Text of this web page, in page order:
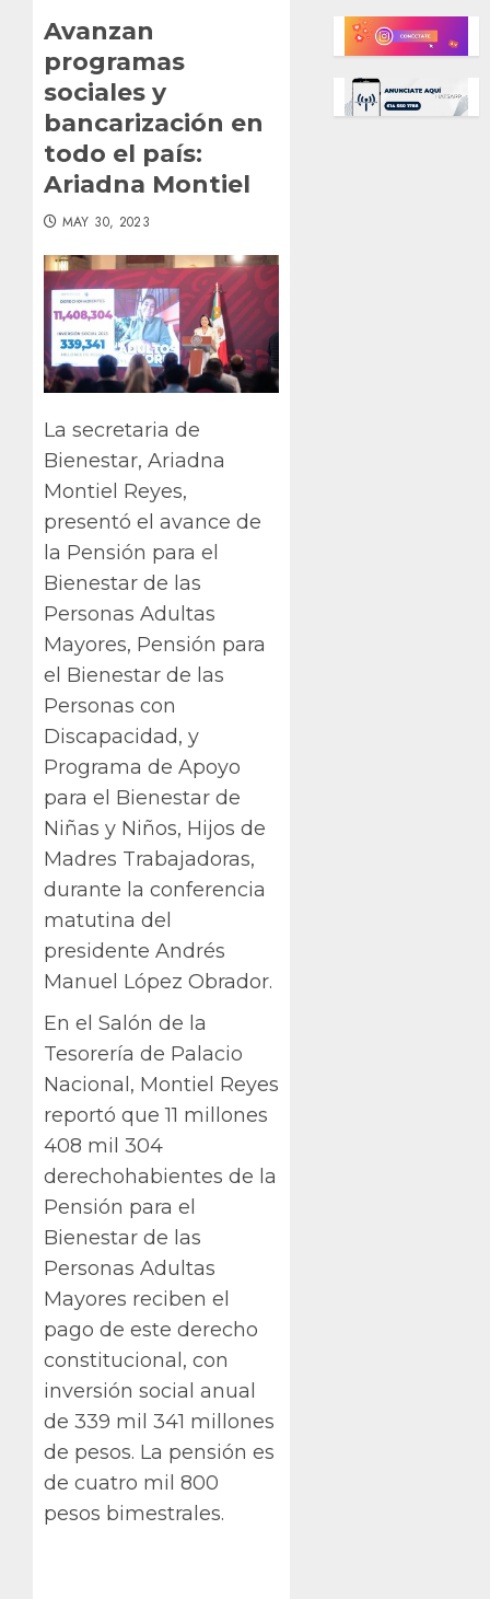
Avanzan
programas
sociales y
bancarización en
todo el país:
Ariadna Montiel
MAY 30, 2023
La secretaria de
Bienestar, Ariadna
Montiel Reyes,
presentó el avance de
la Pensión para el
Bienestar de las
Personas Adultas
Mayores, Pensión para
el Bienestar de las
Personas con
Discapacidad, y
Programa de Apoyo
para el Bienestar de
Niñas y Niños, Hijos de
Madres Trabajadoras,
durante la conferencia
matutina del
presidente Andrés
Manuel López Obrador.
En el Salón de la
Tesorería de Palacio
Nacional, Montiel Reyes
reportó que 11 millones
408 mil 304
derechohabientes de la
Pensión para el
Bienestar de las
Personas Adultas
Mayores reciben el
pago de este derecho
constitucional, con
inversión social anual
de 339 mil 341 millones
de pesos. La pensión es
de cuatro mil 800
pesos bimestrales.